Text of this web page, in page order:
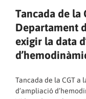
Tancada de la
Departament
exigir la data
Tancada de la CGT a
d’ampliació